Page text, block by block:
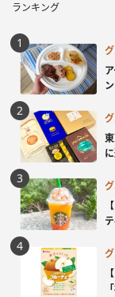
ランキング